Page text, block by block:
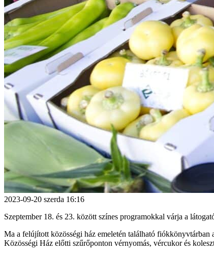
2023-09-20 szerda 16:16
Szeptember 18. és 23. között színes programokkal várja a
Ma a felújított közösségi ház emeletén található fiókkönyvtárban
Közösségi Ház előtti szűrőponton vérnyomás, vércukor és